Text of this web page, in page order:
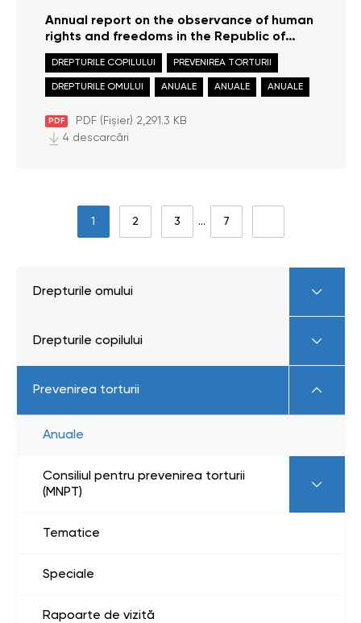
Annual report on the observance of human
rights and freedoms in the Republic of
Moldova in 2020
PDF PDF (Fișier) 2,291.3 KB
DREPTURILE COPILULUI PREVENIREA TORTURII
DREPTURILE OMULUI ANUALE ANUALE ANUALE
4 descarcări
1 2 3 … 7
Drepturile omului
Drepturile copilului
Prevenirea torturii
Anuale
Consiliul pentru prevenirea torturii
(MNPT)
Tematice
Speciale
Rapoarte de vizită